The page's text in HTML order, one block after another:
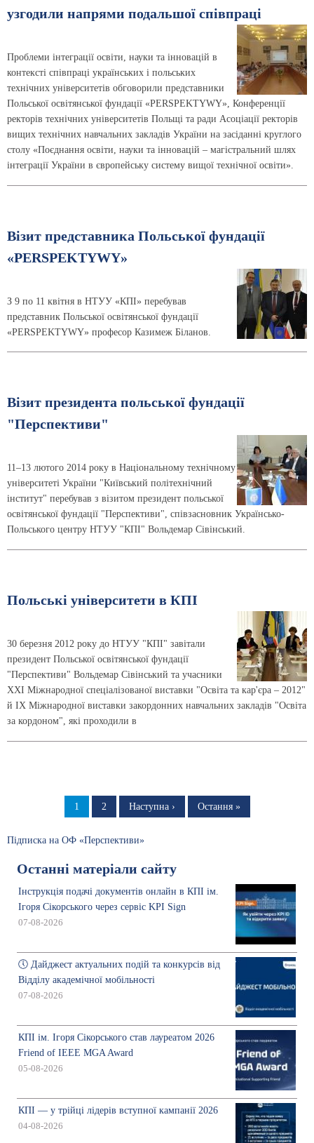
узгодили напрями подальшої співпраці
Проблеми інтеграції освіти, науки та інновацій в
контексті співпраці українських і польських
технічних університетів обговорили представники
Польської освітянської фундації «PERSPEKTYWY», Конференції
ректорів технічних університетів Польщі та ради Асоціації ректорів
вищих технічних навчальних закладів України на засіданні круглого
столу «Поєднання освіти, науки та інновацій – магістральний шлях
інтеграції України в європейську систему вищої технічної освіти».
Візит представника Польської фундації
«PERSPEKTYWY»
З 9 по 11 квітня в НТУУ «КПІ» перебував
представник Польської освітянської фундації
«PERSPEKTYWY» професор Казимеж Біланов.
Візит президента польської фундації
"Перспективи"
11–13 лютого 2014 року в Національному технічному
університеті України "Київський політехнічний
інститут" перебував з візитом президент польської
освітянської фундації "Перспективи", співзасновник Українсько-
Польського центру НТУУ "КПІ" Вольдемар Сівінський.
Польські університети в КПІ
30 березня 2012 року до НТУУ "КПІ" завітали
президент Польської освітянської фундації
"Перспективи" Вольдемар Сівінський та учасники
XXI Міжнародної спеціалізованої виставки "Освіта та кар'єра – 2012"
й IX Міжнародної виставки закордонних навчальних закладів "Освіта
за кордоном", які проходили в
Сторінка
1 Сторінка
2
Наступна
Наступна ›
Остання
Остання »
Підписка на ОФ «Перспективи»
Останні матеріали сайту
Інструкція подачі документів онлайн в КПІ ім.
Ігоря Сікорського через сервіс KPI Sign
07-08-2026
🕔 Дайджест актуальних подій та конкурсів від
Відділу академічної мобільності
07-08-2026
КПІ ім. Ігоря Сікорського став лауреатом 2026
Friend of IEEE MGA Award
05-08-2026
КПІ — у трійці лідерів вступної кампанії 2026
04-08-2026